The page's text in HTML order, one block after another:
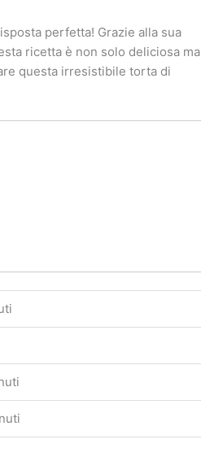
perfetta! Grazie alla sua
ricetta è non solo deliciosa ma
questa irresistibile torta di